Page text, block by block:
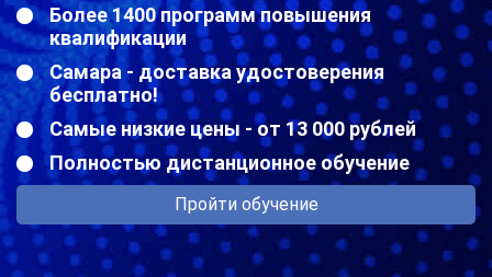
Более 1400 программ повышения
квалификации
Самара - доставка удостоверения
бесплатно!
Самые низкие цены - от 13 000 рублей
Полностью дистанционное обучение
Пройти обучение